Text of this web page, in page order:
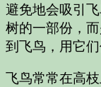
避免地会吸引
树的一部份，
到飞鸟，用它
飞鸟常常在高